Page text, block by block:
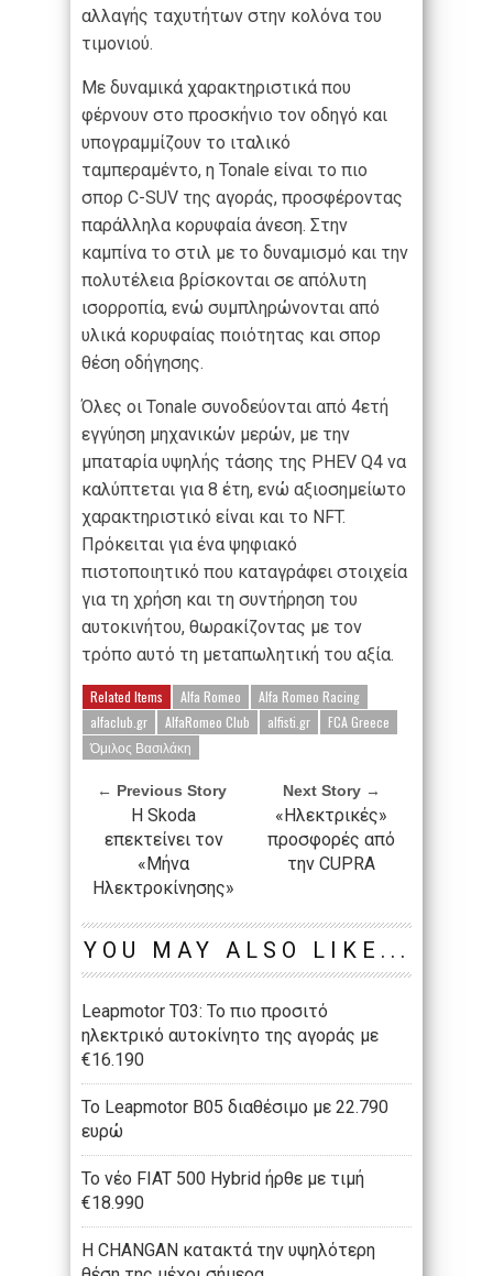
αλλαγής ταχυτήτων στην κολόνα του
τιμονιού.
Με δυναμικά χαρακτηριστικά που
φέρνουν στο προσκήνιο τον οδηγό και
υπογραμμίζουν το ιταλικό
ταμπεραμέντο, η Tonale είναι το πιο
σπορ C-SUV της αγοράς, προσφέροντας
παράλληλα κορυφαία άνεση. Στην
καμπίνα το στιλ με το δυναμισμό και την
πολυτέλεια βρίσκονται σε απόλυτη
ισορροπία, ενώ συμπληρώνονται από
υλικά κορυφαίας ποιότητας και σπορ
θέση οδήγησης.
Όλες οι Tonale συνοδεύονται από 4ετή
εγγύηση μηχανικών μερών, με την
μπαταρία υψηλής τάσης της PHEV Q4 να
καλύπτεται για 8 έτη, ενώ αξιοσημείωτο
χαρακτηριστικό είναι και το NFT.
Πρόκειται για ένα ψηφιακό
πιστοποιητικό που καταγράφει στοιχεία
για τη χρήση και τη συντήρηση του
αυτοκινήτου, θωρακίζοντας με τον
τρόπο αυτό τη μεταπωλητική του αξία.
Related Items Alfa Romeo
Alfa Romeo Racing
alfaclub.gr
AlfaRomeo Club alfisti.gr
FCA Greece
Όμιλος Βασιλάκη
← Previous Story
Η Skoda
επεκτείνει τον
«Μήνα
Ηλεκτροκίνησης»
Next Story →
«Ηλεκτρικές»
προσφορές από
την CUPRA
YOU MAY ALSO LIKE...
Leapmotor T03: Το πιο προσιτό
ηλεκτρικό αυτοκίνητο της αγοράς με
€16.190
Το Leapmotor B05 διαθέσιμο με 22.790
ευρώ
To νέο FIAT 500 Hybrid ήρθε με τιμή
€18.990
Η CHANGAN κατακτά την υψηλότερη